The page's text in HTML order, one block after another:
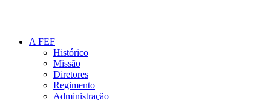
A FEF
Histórico
Missão
Diretores
Regimento
Administração